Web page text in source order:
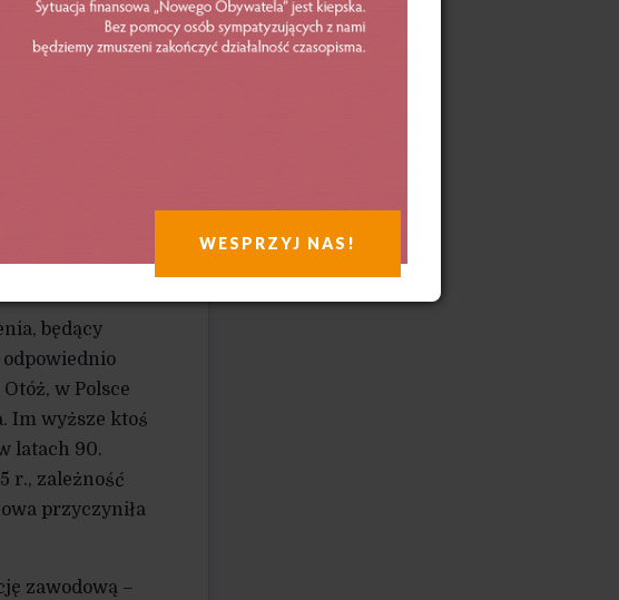
w porównaniu
z nich
do zawodów
będący
w Polsce
Im wyższe ktoś
latach 90.
r., zależność
przyczyniła
zawodową –
WESPRZYJ NAS!